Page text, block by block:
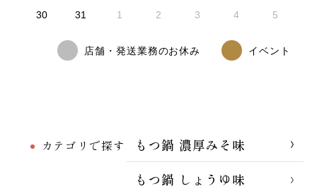
カテゴリで探す
もつ鍋 濃厚みそ味
もつ鍋 しょうゆ味
30 31 1 2 3 4 5
店舗・発送業務のお休み イベント